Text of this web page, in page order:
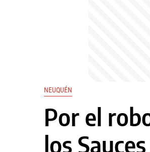
NEUQUÉN
Por el
los